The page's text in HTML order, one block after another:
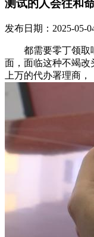
测试的人会往和
发布日期：2025-05-
都需要零丁领取
面，面临这种不竭改
上万的代办署理商，